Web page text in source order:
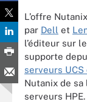
L’offre
par Dell et
l’éditeur sur
supporte
serveurs UCS
Nutanix de
serveurs HPE.